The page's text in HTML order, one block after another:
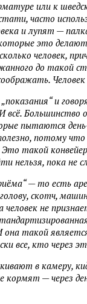
или к
часто
и лупят —
это
человек,
до такой
и
всё. Большинство
пытаются
потому
такой
нельзя, пока не
— то есть
скотч,
человек не
она такой
все, кто через
в камеру,
кормят — через